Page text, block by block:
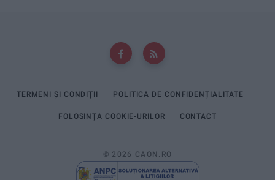
TERMENI ȘI CONDIȚII POLITICA DE CONFIDENȚIALITATE
FOLOSINȚA COOKIE-URILOR CONTACT
© 2026 CAON.RO